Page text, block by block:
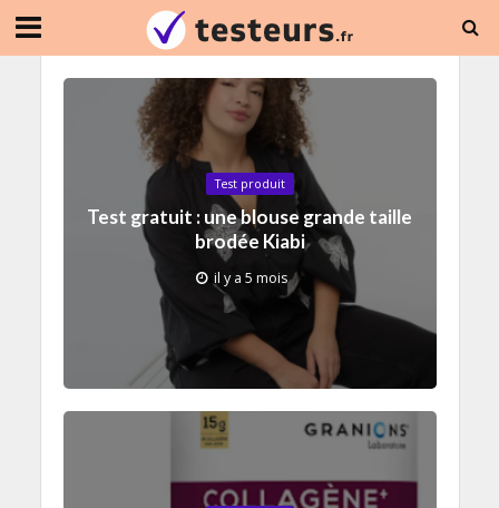
Test produit
Test gratuit : une blouse grande taille
brodée Kiabi
il y a 5 mois